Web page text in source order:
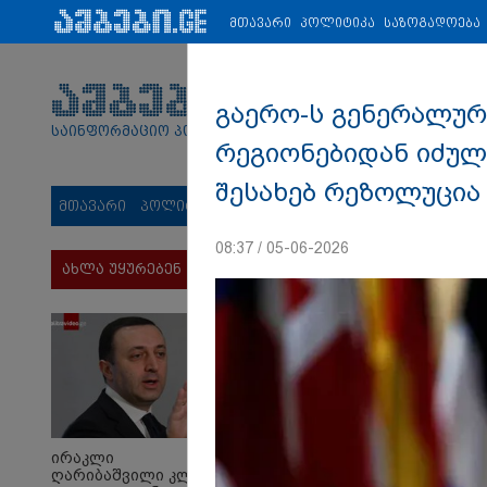
პარტნიორები: ახალი ამბები ეკონომიკა ვიდეო
საინფორმაციო პორტალი
მთავარი პოლიტიკა საზოგადოება სამართალი
ახლა უყურებენ
ირაკლი
ღარიბაშვილი კლინიკაში
მთავარი პოლიტიკა საზოგადოება
გაერო-ს
რეგიონებიდან
შესახებ
08:37 / 05-06-2026